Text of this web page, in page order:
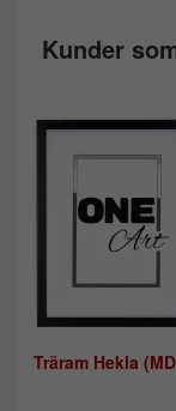
Kunder
Träram Hekla